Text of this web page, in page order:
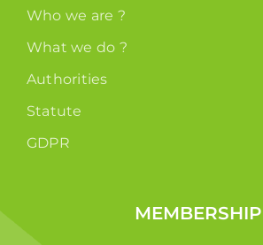
Who we are ?
What we do ?
Authorities
Statute
GDPR
MEMBERSHIP